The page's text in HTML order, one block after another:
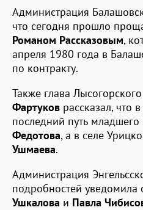
Администрация
что сегодня прошло
Романом Рассказовым,
апреля 1980 года в
по контракту.
Также глава
Фартуков рассказал, что
последний путь младшего
Федотова, а в селе
Ушмаева.
Администрация
подробностей уведомила
Ушкалова и Павла